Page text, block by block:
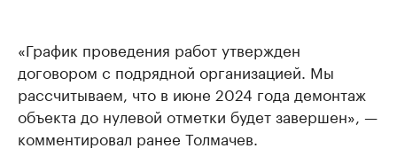
«График проведения работ утвержден
договором с подрядной организацией. Мы
рассчитываем, что в июне 2024 года демонтаж
объекта до нулевой отметки будет завершен», —
комментировал ранее Толмачев.